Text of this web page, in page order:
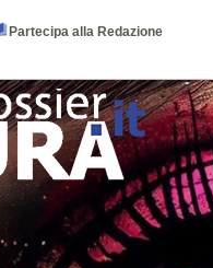
Partecipa alla Redazione